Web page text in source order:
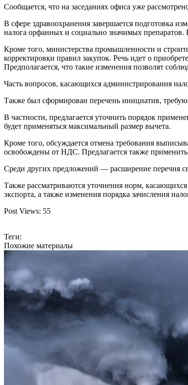
Сообщается, что на заседаниях офиса уже
В сфере здравоохранения завершается подготовка
налога орфанных и социально значимых
Кроме того, министерства промышленности и
корректировки правил закупок. Речь идет о
Предполагается, что такие изменения позволят
Часть вопросов, касающихся администрирования
Также был сформирован перечень инициатив,
В частности, предлагается уточнить порядок
будет применяться максимальный размер вычета.
Кроме того, обсуждается отмена требования
освобождены от НДС. Предлагается также применить
Среди других предложений — расширение перечня
Также рассматриваются уточнения норм,
экспорта, а также изменения порядка зачисления
Post Views: 55
Теги:
Похожие материалы